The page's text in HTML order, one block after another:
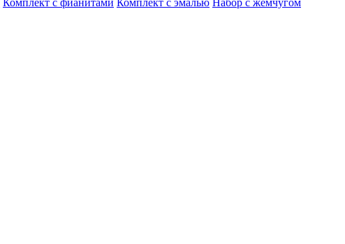
Комплект с фианитами Комплект с эмалью Набор с жемчугом